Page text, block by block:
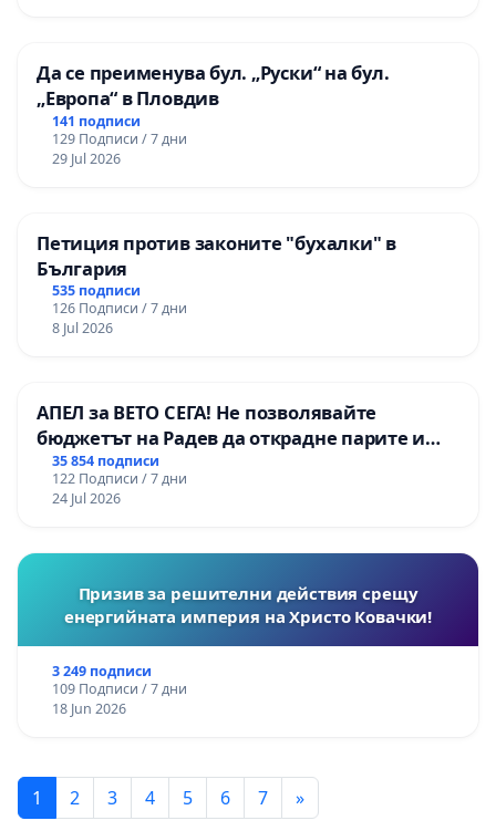
Да се преименува бул. „Руски“ на бул.
„Европа“ в Пловдив
141 подписи
129 Подписи / 7 дни
29 Jul 2026
Петиция против законите "бухалки" в
България
535 подписи
126 Подписи / 7 дни
8 Jul 2026
АПЕЛ за ВЕТО СЕГА! Не позволявайте
бюджетът на Радев да открадне парите и
правата ни в тъмното
35 854 подписи
122 Подписи / 7 дни
24 Jul 2026
Призив за решителни действия срещу
енергийната империя на Христо Ковачки!
3 249 подписи
109 Подписи / 7 дни
18 Jun 2026
1 2 3 4 5 6 7 »